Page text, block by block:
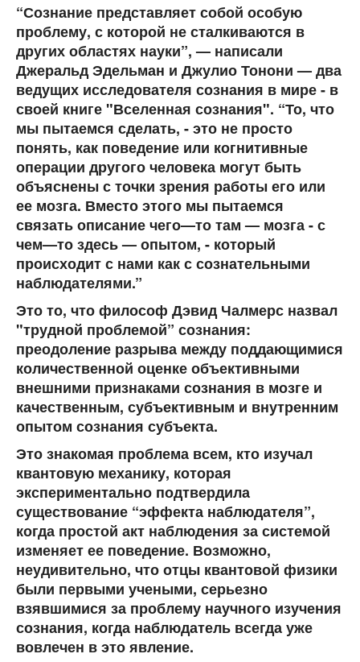
“Сознание представляет собой особую
проблему, с которой не сталкиваются в
других областях науки”, — написали
Джеральд Эдельман и Джулио Тонони — два
ведущих исследователя сознания в мире - в
своей книге "Вселенная сознания". “То, что
мы пытаемся сделать, - это не просто
понять, как поведение или когнитивные
операции другого человека могут быть
объяснены с точки зрения работы его или
ее мозга. Вместо этого мы пытаемся
связать описание чего—то там — мозга - с
чем—то здесь — опытом, - который
происходит с нами как с сознательными
наблюдателями.”
Это то, что философ Дэвид Чалмерс назвал
"трудной проблемой” сознания:
преодоление разрыва между поддающимися
количественной оценке объективными
внешними признаками сознания в мозге и
качественным, субъективным и внутренним
опытом сознания субъекта.
Это знакомая проблема всем, кто изучал
квантовую механику, которая
экспериментально подтвердила
существование “эффекта наблюдателя”,
когда простой акт наблюдения за системой
изменяет ее поведение. Возможно,
неудивительно, что отцы квантовой физики
были первыми учеными, серьезно
взявшимися за проблему научного изучения
сознания, когда наблюдатель всегда уже
вовлечен в это явление.